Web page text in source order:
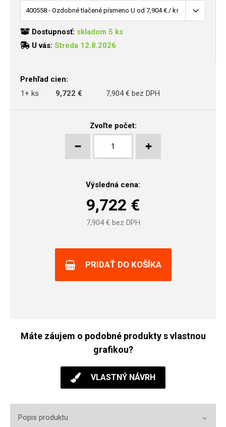
Dostupnosť: skladom 5 ks
U vás: Streda 12.8.2026
Prehľad cien:
1+ ks
9,722 € 7,904 € bez DPH
Zvoľte počet:
Výsledná cena:
9,722 €
7,904€ bez DPH
PRIDAŤ DO KOŠÍKA
Máte záujem o podobné produkty s vlastnou
grafikou?
VLASTNÝ NÁVRH
Popis produktu